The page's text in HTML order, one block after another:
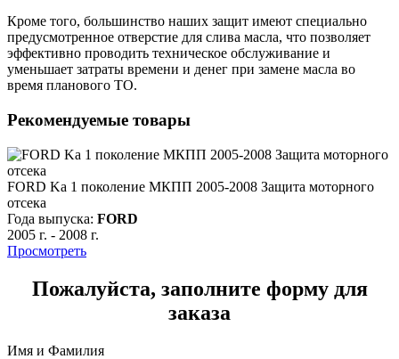
Кроме того, большинство наших защит имеют специально
предусмотренное отверстие для слива масла, что позволяет
эффективно проводить техническое обслуживание и
уменьшает затраты времени и денег при замене масла во
время планового ТО.
Рекомендуемые товары
FORD Ka 1 поколение МКПП 2005-2008 Защита моторного
отсека
Года выпуска: FORD
2005 г. - 2008 г.
Просмотреть
Пожалуйста, заполните форму для
заказа
Имя и Фамилия